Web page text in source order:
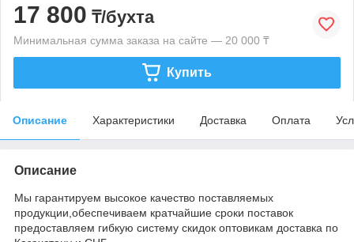
17 800 ₸/бухта
Минимальная сумма заказа на сайте — 20 000 ₸
Купить
Описание Характеристики Доставка Оплата
Описание
Мы гарантируем высокое качество поставляемых
продукции,обеспечиваем кратчайшие сроки поставок
предоставляем гибкую систему скидок оптовикам доставка по